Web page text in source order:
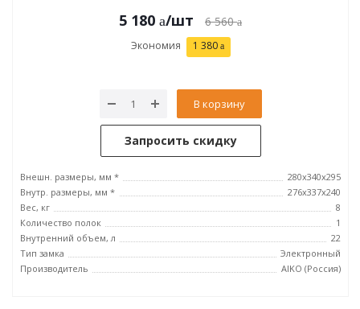
5 180 /шт 6 560
Экономия 1 380
В корзину
Запросить скидку
Внешн. размеры, мм *
280x340x295
Внутр. размеры, мм *
276x337x240
Вес, кг
8
Количество полок
1
Внутренний объем, л
22
Тип замка
Электронный
Производитель
AIKO (Россия)